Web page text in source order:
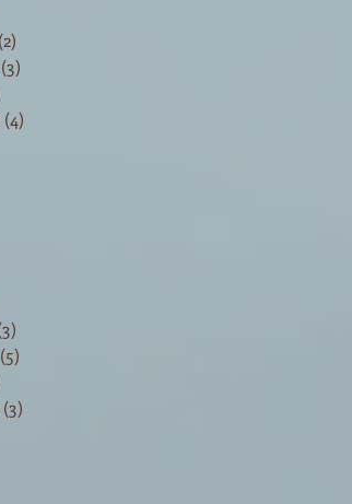
(2)
(3)
(4)
(5)
(3)